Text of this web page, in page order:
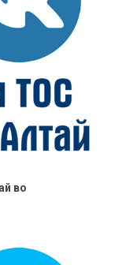
во